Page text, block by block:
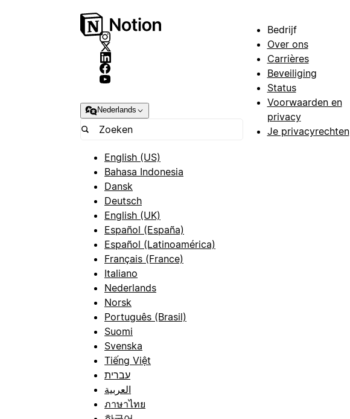
Nederlands
English (US)
Bahasa Indonesia
Dansk
Deutsch
English (UK)
Español (España)
Español (Latinoamérica)
Français (France)
Italiano
Nederlands
Norsk
Português (Brasil)
Suomi
Svenska
Tiếng Việt
עברית
العربية
ภาษาไทย
Bedrijf
Over ons
Carrières
Beveiliging
Status
Voorwaarden en
privacy
Je privacyrechten